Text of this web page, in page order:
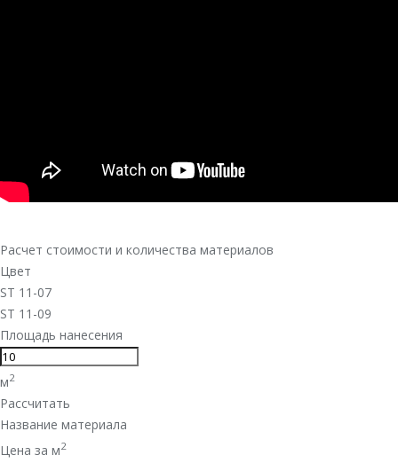
Расчет стоимости и количества материалов
Цвет
ST 11-07
ST 11-09
Площадь нанесения
м2
Рассчитать
Название материала
Цена за м2